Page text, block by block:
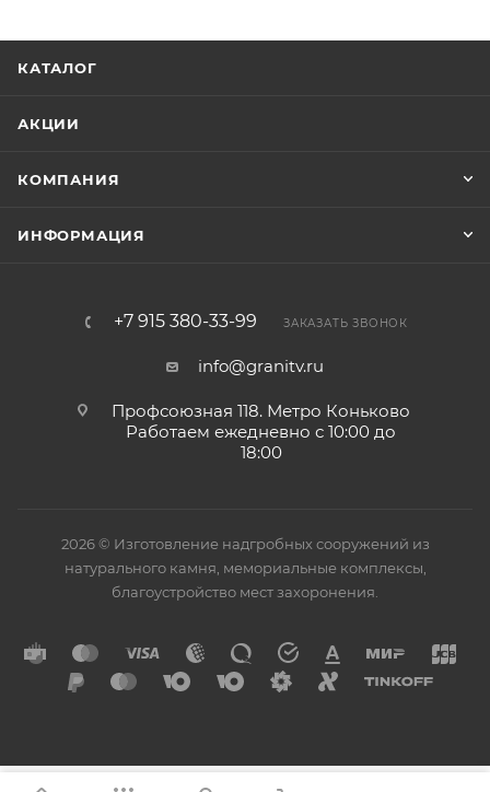
КАТАЛОГ
АКЦИИ
КОМПАНИЯ
ИНФОРМАЦИЯ
+7 915 380-33-99 ЗАКАЗАТЬ ЗВОНОК
info@granitv.ru
Профсоюзная 118. Метро Коньково
Работаем ежедневно с 10:00 до
18:00
2026 © Изготовление надгробных сооружений из
натурального камня, мемориальные комплексы,
благоустройство мест захоронения.